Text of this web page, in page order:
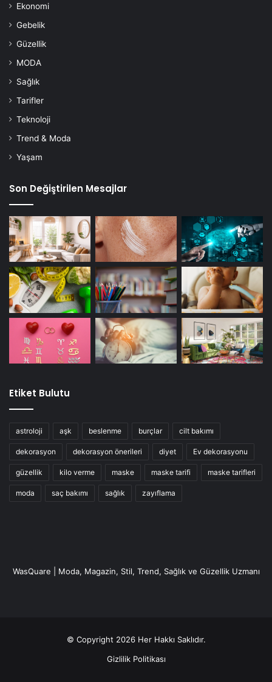
Ekonomi
Gebelik
Güzellik
MODA
Sağlık
Tarifler
Teknoloji
Trend & Moda
Yaşam
Son Değiştirilen Mesajlar
Etiket Bulutu
astroloji aşk beslenme burçlar cilt bakımı
dekorasyon dekorasyon önerileri diyet Ev dekorasyonu
güzellik kilo verme maske maske tarifi maske tarifleri
moda saç bakımı sağlık zayıflama
WasQuare | Moda, Magazin, Stil, Trend, Sağlık ve Güzellik Uzmanı
© Copyright 2026 Her Hakkı Saklıdır.
Gizlilik Politikası